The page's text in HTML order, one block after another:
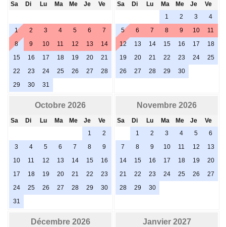
Sa Di Lu Ma Me Je Ve
1 2 3 4 5 6
7
8
9 10 11 12 13
14
15
16 17 18 19 20
21
22
23 24 25 26 27
28
29
30 31
Sa Di Lu Ma Me Je
Ve
1
2 3
4
5
6 7 8 9 10
11
12
13 14 15 16 17
18
19
20 21 22 23 24
25
26
27 28 29 30
Octobre 2026
Sa Di Lu Ma Me Je
Ve
1
2
3
4 5 6 7 8
9
10
11 12 13 14 15
16
17
18 19 20 21 22
23
24
25 26 27 28 29
30
31
Novembre 2026
Sa Di Lu Ma Me Je
Ve
1
2 3 4 5
6
7
8 9 10 11 12
13
14
15 16 17 18 19
20
21
22 23 24 25 26
27
28
29 30
Décembre 2026 Janvier 2027